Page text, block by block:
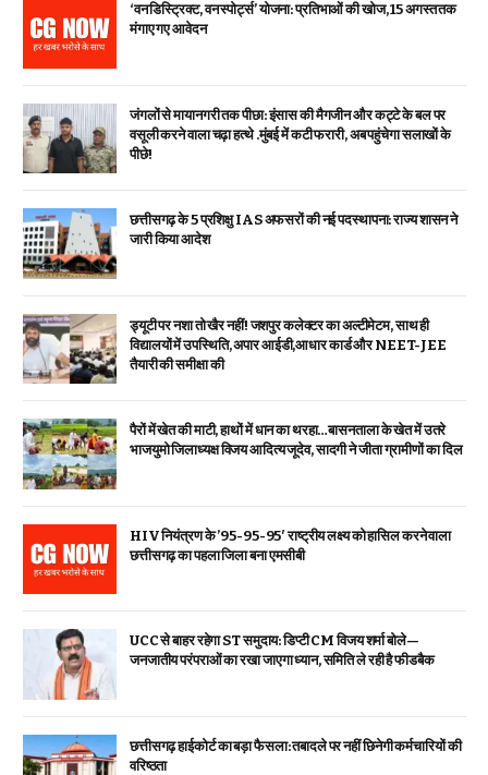
‘वन डिस्ट्रिक्ट, वन स्पोर्ट्स’ योजना: प्रतिभाओं की खोज, 15 अगस्त तक
मंगाए गए आवेदन
जंगलों से मायानगरी तक पीछा: इंसास की मैगजीन और कट्टे के बल पर
वसूली करने वाला चढ़ा हत्थे .मुंबई में कटी फरारी, अब पहुंचेगा सलाखों के
पीछे!
छत्तीसगढ़ के 5 प्रशिक्षु IAS अफसरों की नई पदस्थापना: राज्य शासन ने
जारी किया आदेश
ड्यूटी पर नशा तो खैर नहीं! जशपुर कलेक्टर का अल्टीमेटम, साथ ही
विद्यालयों में उपस्थिति, अपार आईडी,आधार कार्ड और NEET-JEE
तैयारी की समीक्षा की
पैरों में खेत की माटी, हाथों में धान का थरहा…बासनताला के खेत में उतरे
भाजयुमो जिलाध्यक्ष विजय आदित्य जूदेव, सादगी ने जीता ग्रामीणों का दिल
HIV नियंत्रण के ’95-95-95′ राष्ट्रीय लक्ष्य को हासिल करने वाला
छत्तीसगढ़ का पहला जिला बना एमसीबी
UCC से बाहर रहेगा ST समुदाय: डिप्टी CM विजय शर्मा बोले—
जनजातीय परंपराओं का रखा जाएगा ध्यान, समिति ले रही है फीडबैक
छत्तीसगढ़ हाईकोर्ट का बड़ा फैसला: तबादले पर नहीं छिनेगी कर्मचारियों की
वरिष्ठता